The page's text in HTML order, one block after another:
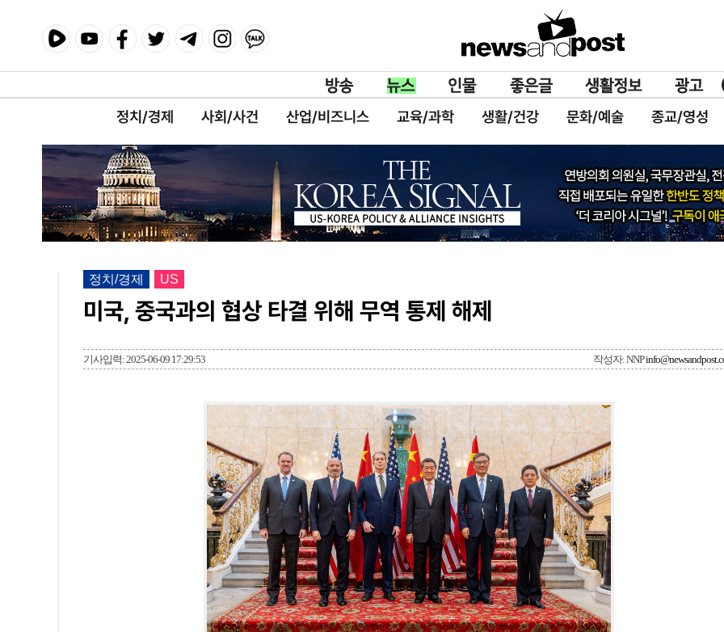
정치/경제 사회/사건 산업/비즈니스 교육/과학 생활/건강 문화/예술 종교/영성
정치/경제 US
미국, 중국과의 협상 타결 위해 무역 통제 해제
기사입력: 2025-06-09 17:29:53 작성자: NNP